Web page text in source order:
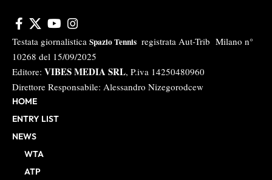
Testata giornalistica Spazio Tennis registrata Aut-Trib Milano n°
10268 del 15/09/2025
Editore: VIBES MEDIA SRL, P.iva 14250480960
Direttore Responsabile: Alessandro Nizegorodcew
HOME
ENTRY LIST
NEWS
WTA
ATP